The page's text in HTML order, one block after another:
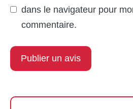
dans le navigateur pour
commentaire.